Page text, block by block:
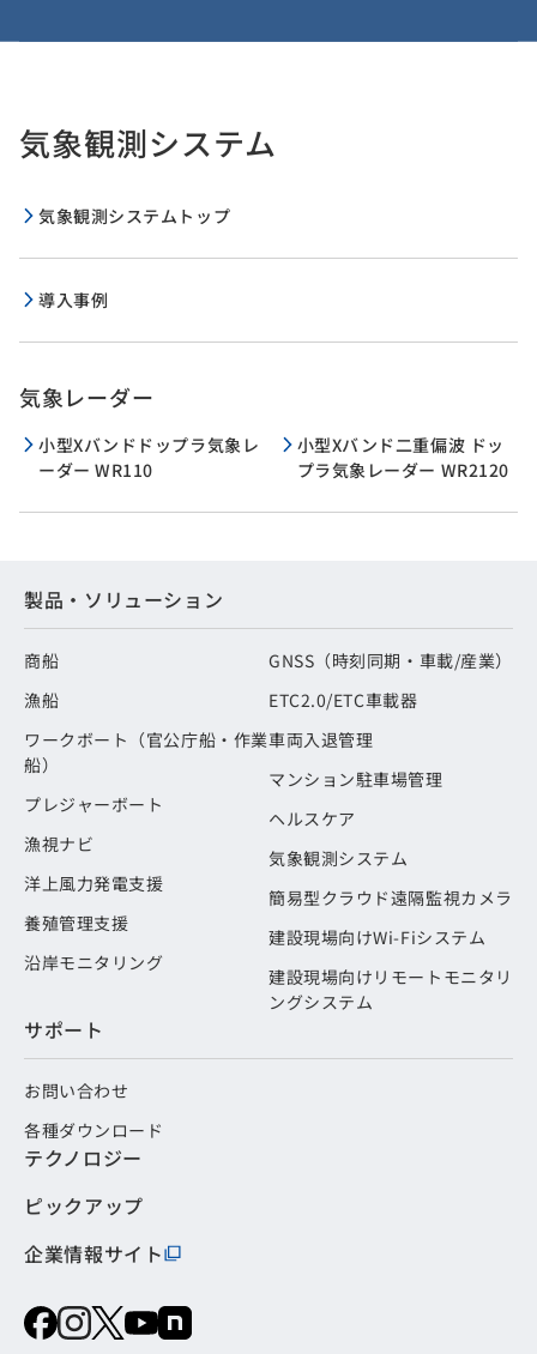
気象観測システム
気象観測システムトップ
導入事例
気象レーダー
小型Xバンドドップラ気象レ
ーダー WR110
小型Xバンド二重偏波 ドッ
プラ気象レーダー WR2120
製品・ソリューション
商船
漁船
ワークボート（官公庁船・作業
船）
プレジャーボート
漁視ナビ
洋上風力発電支援
養殖管理支援
沿岸モニタリング
GNSS（時刻同期・車載/産業）
ETC2.0/ETC車載器
車両入退管理
マンション駐車場管理
ヘルスケア
気象観測システム
簡易型クラウド遠隔監視カメラ
建設現場向けWi-Fiシステム
建設現場向けリモートモニタリ
ングシステム
サポート
お問い合わせ
各種ダウンロード
テクノロジー
ピックアップ
企業情報サイト